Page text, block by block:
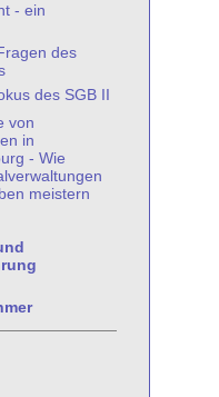
- ein
des
des SGB II
von
in
- Wie
meistern